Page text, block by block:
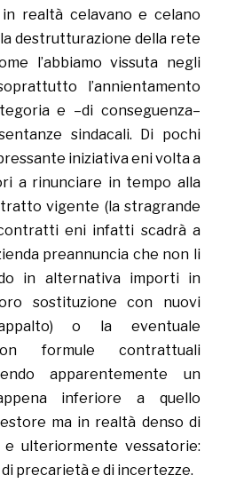
realtà celavano e celano
destrutturazione della rete
l’abbiamo vissuta negli
l’annientamento
e –di conseguenza–
sindacali. Di pochi
iniziativa eni volta a
a rinunciare in tempo alla
vigente (la stragrande
eni infatti scadrà a
preannuncia che non li
in alternativa importi in
sostituzione con nuovi
o la eventuale
formule contrattuali
apparentemente un
inferiore a quello
ma in realtà denso di
e ulteriormente vessatorie:
precarietà e di incertezze.